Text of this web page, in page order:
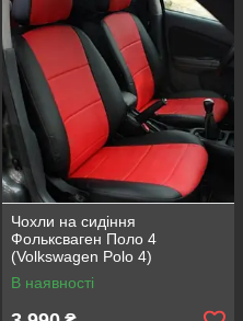
Чохли на сидіння
Фольксваген Поло 4
(Volkswagen Polo 4)
(модельні, окремий
підголовник) Чорно-червоний
В наявності